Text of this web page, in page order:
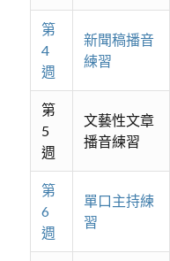
第
4
週
新聞稿播音
練習
第
5
週
文藝性文章
播音練習
第
6
週
單口主持練
習